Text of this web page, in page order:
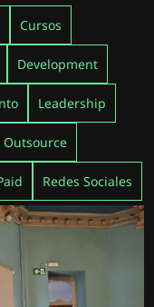
Cursos
Development
Leadership
Redes Sociales